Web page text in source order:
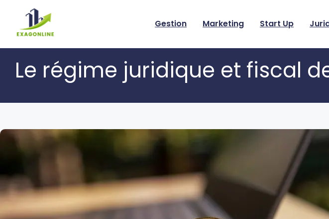
content
Gestion Marketing Start Up
Le régime juridique et fiscal